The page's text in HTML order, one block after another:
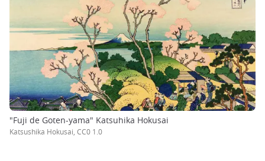
"Fuji de Goten-yama" Katsuhika Hokusai
Katsushika Hokusai, CC0 1.0